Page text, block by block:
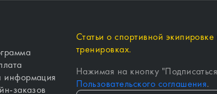
информация
заказов
Статьи о спортивной
тренировках.
Нажимая на кнопку "Подписаться
Пользовательского соглашения.